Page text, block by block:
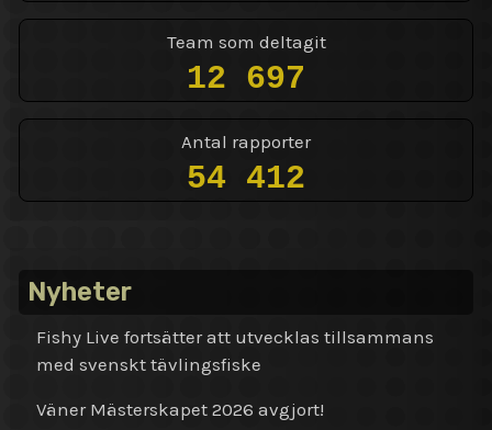
Team som deltagit
12 697
Antal rapporter
54 412
Nyheter
Fishy Live fortsätter att utvecklas tillsammans
med svenskt tävlingsfiske
Väner Mästerskapet 2026 avgjort!